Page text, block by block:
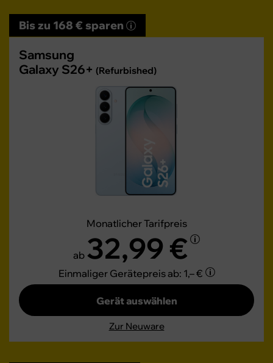
Bis zu 168 € sparen
Samsung
Galaxy S26+ (Refurbished)
Monatlicher Tarifpreis
ab 32,99 €
Einmaliger Gerätepreisab: 1,– €
Gerät auswählen
Zur Neuware